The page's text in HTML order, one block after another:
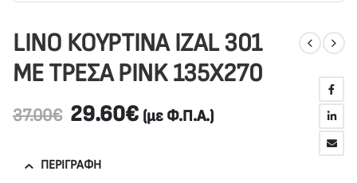
LINO ΚΟΥΡΤΙΝΑ IZAL 301
ΜΕ ΤΡΕΣΑ PINK 135X270
37.00€ 29.60€ (με Φ.Π.Α.)
ΠΕΡΙΓΡΑΦΉ